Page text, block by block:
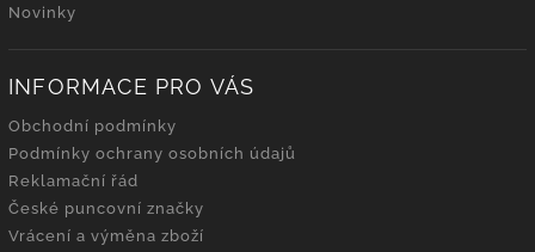
Novinky
INFORMACE PRO VÁS
Obchodní podmínky
Podmínky ochrany osobních údajů
Reklamační řád
České puncovní značky
Vrácení a výměna zboží